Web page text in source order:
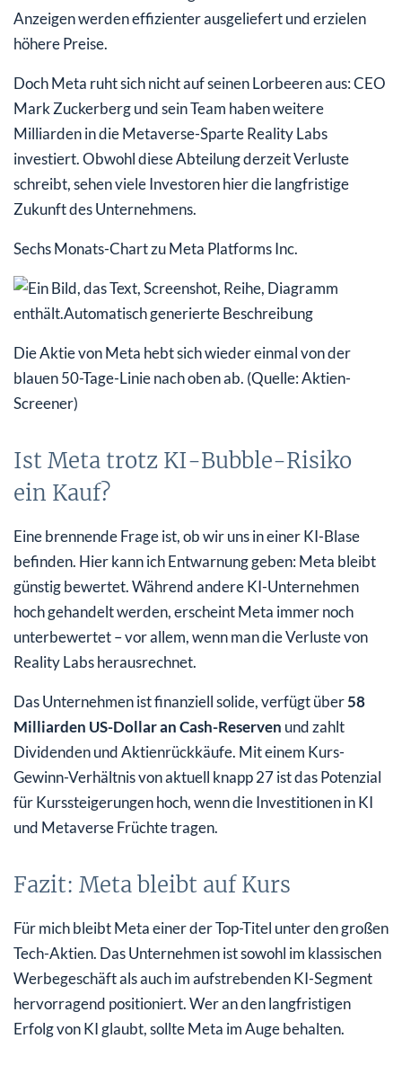
Anzeigen werden effizienter ausgeliefert und erzielen
höhere Preise.
Doch Meta ruht sich nicht auf seinen Lorbeeren aus: CEO
Mark Zuckerberg und sein Team haben weitere
Milliarden in die Metaverse-Sparte Reality Labs
investiert. Obwohl diese Abteilung derzeit Verluste
schreibt, sehen viele Investoren hier die langfristige
Zukunft des Unternehmens.
Sechs Monats-Chart zu Meta Platforms Inc.
Die Aktie von Meta hebt sich wieder einmal von der
blauen 50-Tage-Linie nach oben ab. (Quelle: Aktien-
Screener)
Ist Meta trotz KI-Bubble-Risiko
ein Kauf?
Eine brennende Frage ist, ob wir uns in einer KI-Blase
befinden. Hier kann ich Entwarnung geben: Meta bleibt
günstig bewertet. Während andere KI-Unternehmen
hoch gehandelt werden, erscheint Meta immer noch
unterbewertet – vor allem, wenn man die Verluste von
Reality Labs herausrechnet.
Das Unternehmen ist finanziell solide, verfügt über58
Milliarden US-Dollar an Cash-Reserven und zahlt
Dividenden und Aktienrückkäufe. Mit einem Kurs-
Gewinn-Verhältnis von aktuell knapp 27 ist das Potenzial
für Kurssteigerungen hoch, wenn die Investitionen in KI
und Metaverse Früchte tragen.
Fazit: Meta bleibt auf Kurs
Für mich bleibt Meta einer der Top-Titel unter den großen
Tech-Aktien. Das Unternehmen ist sowohl im klassischen
Werbegeschäft als auch im aufstrebenden KI-Segment
hervorragend positioniert. Wer an den langfristigen
Erfolg von KI glaubt, sollte Meta im Auge behalten.